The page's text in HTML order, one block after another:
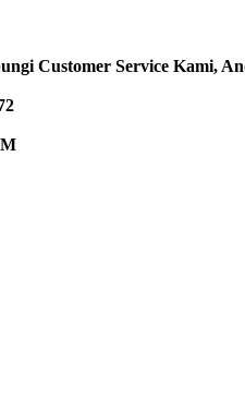
Customer Service Kami,